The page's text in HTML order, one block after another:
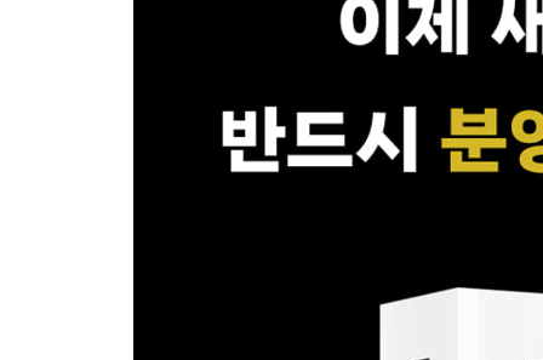
규제의 풍선효과를 노려라: 구리·안산·용인